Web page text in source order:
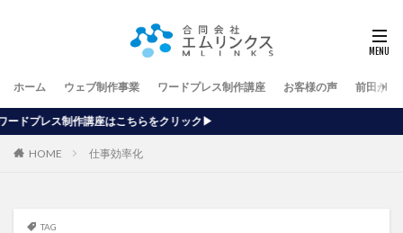
ホーム ウェブ制作事業 ワードプレス制作講座 お客様の声 前田が行
ちらをクリック▶
HOME 仕事効率化
TAG